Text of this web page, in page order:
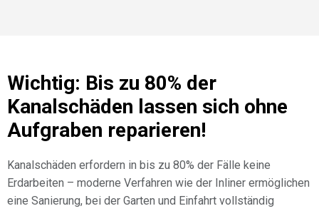
Wichtig: Bis zu 80% der
Kanalschäden lassen sich ohne
Aufgraben reparieren!
Kanalschäden erfordern in bis zu 80% der Fälle keine
Erdarbeiten – moderne Verfahren wie der Inliner ermöglichen
eine Sanierung, bei der Garten und Einfahrt vollständig